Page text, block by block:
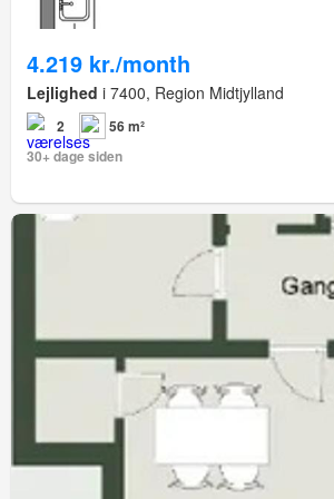
4.219 kr./month
Lejlighed i 7400, Region Midtjylland
2
56 m²
30+ dage siden